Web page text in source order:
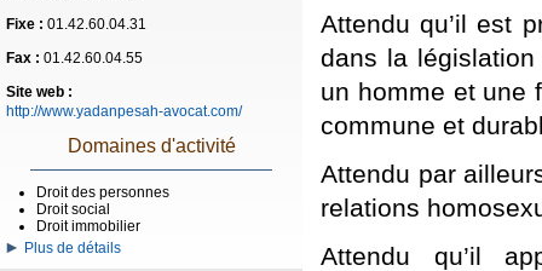
Fixe : 01.42.60.04.31
Fax : 01.42.60.04.55
Site web :
http://www.yadanpesah-avocat.com/
Domaines d'activité
Droit des personnes
Droit social
Droit immobilier
Plus de détails
Attendu qu’il est
dans la
un homme et une
commune et
Attendu par
relations
Attendu qu’il